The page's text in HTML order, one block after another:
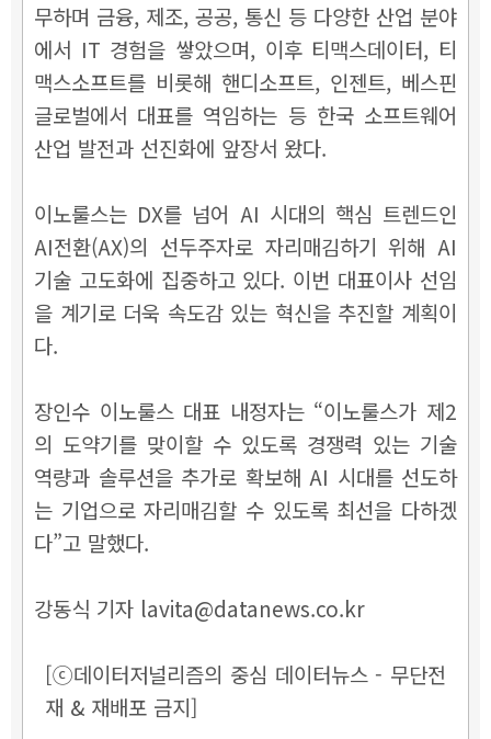
무하며 금융, 제조, 공공, 통신 등 다양한 산업 분야
에서 IT 경험을 쌓았으며, 이후 티맥스데이터, 티
맥스소프트를 비롯해 핸디소프트, 인젠트, 베스핀
글로벌에서 대표를 역임하는 등 한국 소프트웨어
산업 발전과 선진화에 앞장서 왔다.
이노룰스는 DX를 넘어 AI 시대의 핵심 트렌드인
AI전환(AX)의 선두주자로 자리매김하기 위해 AI
기술 고도화에 집중하고 있다. 이번 대표이사 선임
을 계기로 더욱 속도감 있는 혁신을 추진할 계획이
다.
장인수 이노룰스 대표 내정자는 “이노룰스가 제2
의 도약기를 맞이할 수 있도록 경쟁력 있는 기술
역량과 솔루션을 추가로 확보해 AI 시대를 선도하
는 기업으로 자리매김할 수 있도록 최선을 다하겠
다”고 말했다.
강동식 기자 lavita@datanews.co.kr
[ⓒ데이터저널리즘의 중심 데이터뉴스 - 무단전
재 & 재배포 금지]